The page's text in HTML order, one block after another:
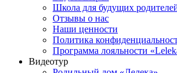
Школа для будущих
Отзывы о нас
Наши ценности
Политика
Программа лояльности
Видеотур